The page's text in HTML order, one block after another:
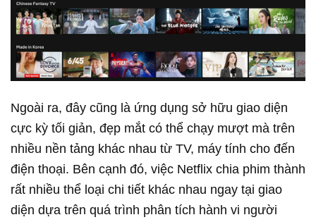
Ngoài ra, đây cũng là ứng dụng sở hữu giao diện
cực kỳ tối giản, đẹp mắt có thể chạy mượt mà trên
nhiều nền tảng khác nhau từ TV, máy tính cho đến
điện thoại. Bên cạnh đó, việc Netflix chia phim thành
rất nhiều thể loại chi tiết khác nhau ngay tại giao
diện dựa trên quá trình phân tích hành vi người